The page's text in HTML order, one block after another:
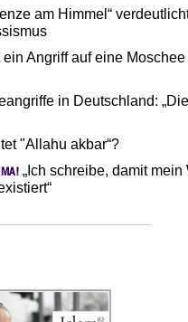
am Himmel“
ein Angriff auf eine Moschee
in Deutschland:
"Allahu akbar“?
„Ich schreibe, damit mein